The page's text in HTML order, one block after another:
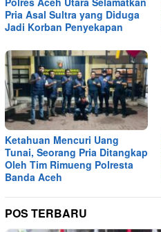
Pria Asal Sultra yang Diduga
Jadi Korban Penyekapan
Ketahuan Mencuri Uang
Tunai, Seorang Pria Ditangkap
Oleh Tim Rimueng Polresta
Banda Aceh
POS TERBARU